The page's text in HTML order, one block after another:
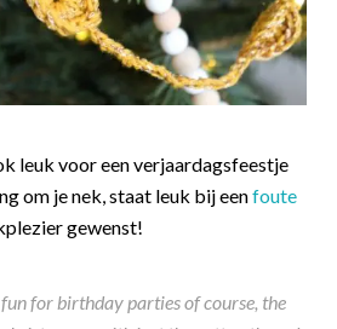
leuk voor een verjaardagsfeestje
om je nek, staat leuk bij eenfoute
gewenst!
for birthday parties of course, the